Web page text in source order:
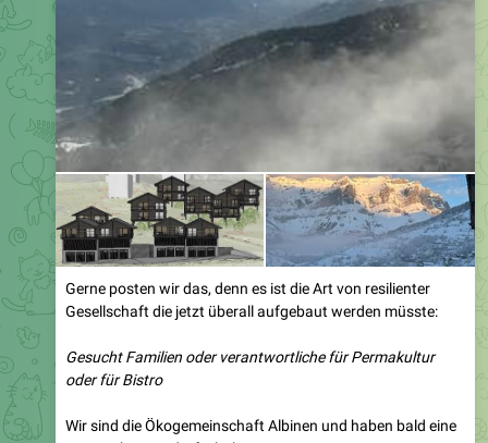
Gerne posten wir das, denn es ist die Art von resilienter
Gesellschaft die jetzt überall aufgebaut werden müsste:
Gesucht Familien oder verantwortliche für Permakultur
oder für Bistro
Wir sind die Ökogemeinschaft Albinen und haben bald eine